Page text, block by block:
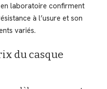
laboratoire confirment
à l’usure et son
variés.
du casque